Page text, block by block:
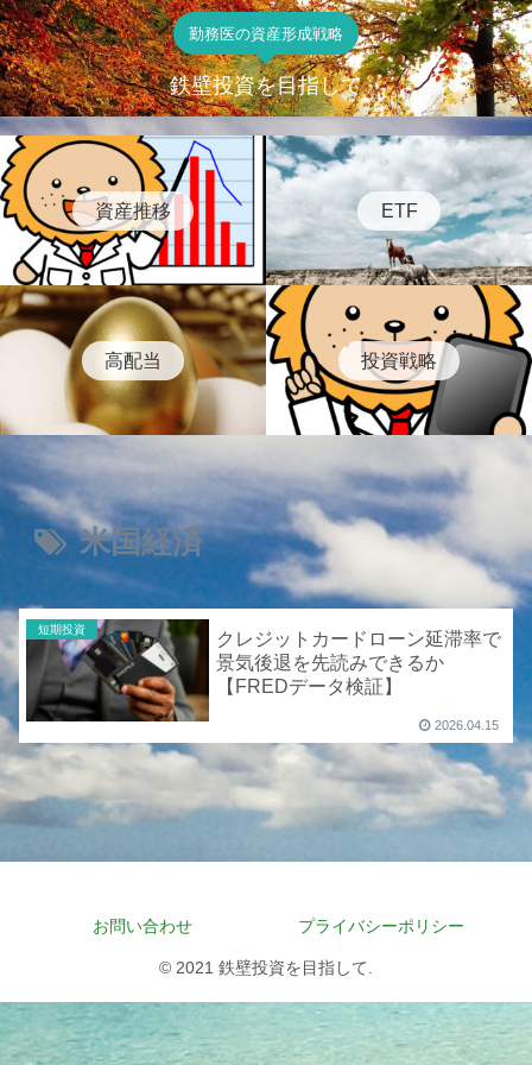
勤務医の資産形成戦略
鉄壁投資を目指して
資産推移 ETF
高配当 投資戦略
米国経済
短期投資
クレジットカードローン延滞率で
景気後退を先読みできるか
【FREDデータ検証】
2026.04.15
お問い合わせ プライバシーポリシー
© 2021 鉄壁投資を目指して.